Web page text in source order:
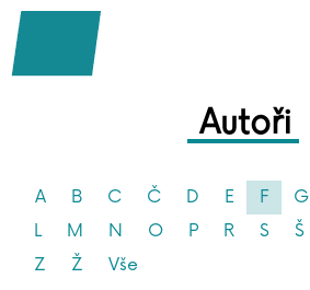
Autoři
A B C Č D E F G
L
M N O P R S Š
Z
Ž Vše